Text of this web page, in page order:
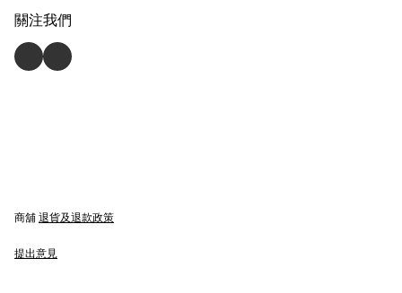
關注我們
商舖 退貨及退款政策
提出意見